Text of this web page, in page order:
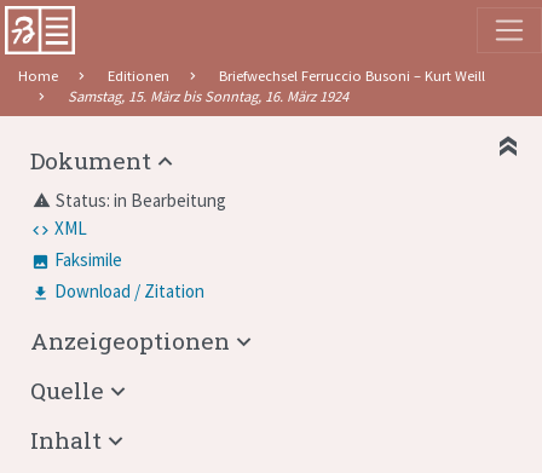
Home Editionen
Briefwechsel Ferruccio Busoni – Kurt Weill
Samstag, 15. März bis Sonntag, 16. März 1924
Dokument
warning Status: in Bearbeitung
XML
Faksimile
Download / Zitation
Anzeigeoptionen
Quelle
Inhalt